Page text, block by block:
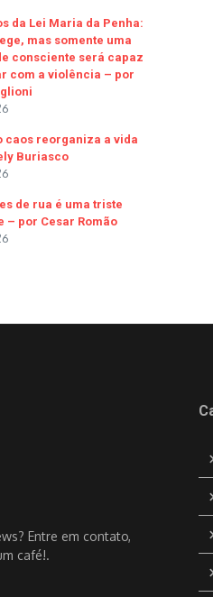
da Lei Maria da Penha:
mas somente uma
consciente será capaz
com a violência – por
caos reorganiza a vida
Buriasco
de rua é uma triste
– por Cesar Romão
Entre em contato,
café!.